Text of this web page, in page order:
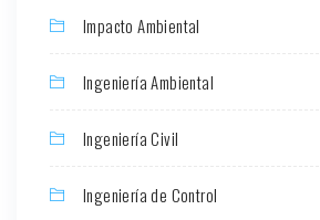
Impacto Ambiental
Ingeniería Ambiental
Ingeniería Civil
Ingeniería de Control